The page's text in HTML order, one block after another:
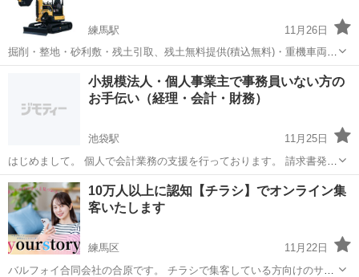
練馬駅
11月26日
掘削・整地・砂利敷・残土引取、残土無料提供(積込無料)・重機車両関
係運搬など… お仕事依頼からDIYまで幅広く お気軽にお問い合わせ下
タ ダンプ セーフ...
練馬駅 その他 ユンボ
小規模法人・個人事業主で事務員いない方の
お手伝い（経理・会計・財務）
池袋駅
11月25日
はじめまして。 個人で会計業務の支援を行っております。 請求書発
行、入金消込、領収書取りまとめ、税理士への書類取りまとめ 会計ソ
フトへの入力、税理士とのやり取り 業績の可視化、資金繰り表作成、
顧客管理台帳、給...
東京 練馬区 池袋駅 その他 個人事業主
10万人以上に認知【チラシ】でオンライン集
客いたします
練馬区
11月22日
バルフォイ合同会社の合原です。 チラシで集客している方向けのサー